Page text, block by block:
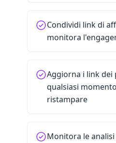
Condividi link di
monitora
Aggiorna i link
qualsiasi
ristampare
Monitora le